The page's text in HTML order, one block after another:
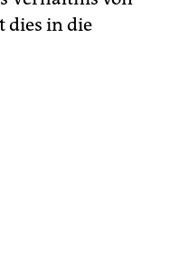
dies in die